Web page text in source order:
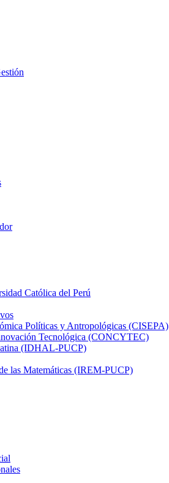
Católica del Perú
Políticas y Antropológicas (CISEPA)
Tecnológica (CONCYTEC)
(IDHAL-PUCP)
las Matemáticas (IREM-PUCP)